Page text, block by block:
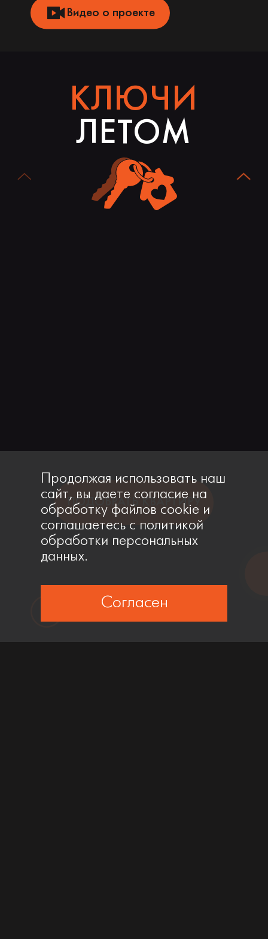
Видео о проекте
КЛЮЧИ
ЛЕТОМ
ПОДОБРАТЬ КВАРТИРУ
Продолжая использовать наш
сайт, вы даете согласие на
обработку файлов cookie и
соглашаетесь с политикой
обработки персональных
данных.
Согласен